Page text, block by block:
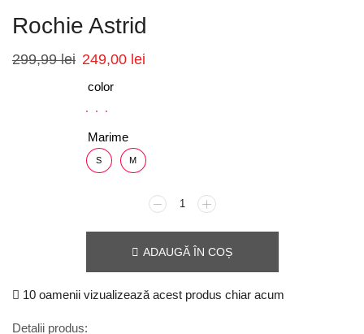
Rochie Astrid
299,99lei 249,00 lei
color
Marime
S M
ADAUGĂ ÎN COȘ
10 oamenii vizualizează acest produs chiar acum
Detalii produs: